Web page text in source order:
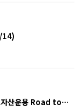
14)
자산운용 Road to